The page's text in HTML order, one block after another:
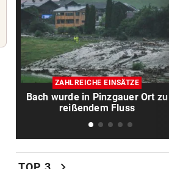
„KRONE“-INTERVIEW vor 7
„Werden beweisen, dass
gute Truppe haben“
TAUERNAUTOBAHN vor
172 km/h im 100er: Nächstes
Raser-Auto einkassiert
ZAHLREICHE EINSÄTZE
Bach wurde in Pinzgauer Ort zu
reißendem Fluss